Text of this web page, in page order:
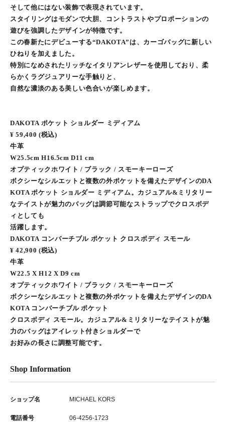
そして他にはない装飾で表現されています。
スタイリングはモダンで大胆、コントラストやプロポーションの
遊びを強調したデザインが特徴です。
この春新たにデビューする“DAKOTA”は、カーゴバッグに新しい
ひねりを加えました。
特別になめされたリッチなイタリアンレザーを使用しており、柔
らかくラグジュアリーな手触りと、
自然な濃淡のある美しい色合いが楽しめます。
DAKOTA ポケット ショルダー ミディアム
¥ 59,400 (税込)
牛革
W25.5cm H16.5cm D11 cm
オプティックホワイト / ブラック / スモーキーローズ
ボクシーなシルエットと複数の外ポケットを備えたデザインのDA
KOTA ポケット ショルダー ミディアム。カジュアル&ミリタリー
なテイストが魅力のバッグは調節可能なストラップでクロスボデ
ィとしても
活躍します。
DAKOTA コンバーチブル ポケット クロスボディ スモール
¥ 42,900 (税込)
牛革
W22.5 X H12 X D9 cm
オプティックホワイト / ブラック / スモーキーローズ
ボクシーなシルエットと複数の外ポケットを備えたデザインのDA
KOTA コンバーチブル ポケット
クロスボディ スモール。カジュアル&ミリタリーなテイストが魅
力のバッグはアイレット付きショルダーで
お好みの長さに調整可能です。
Shop Information
ショップ名 MICHAEL KORS
電話番号 06-4256-1723